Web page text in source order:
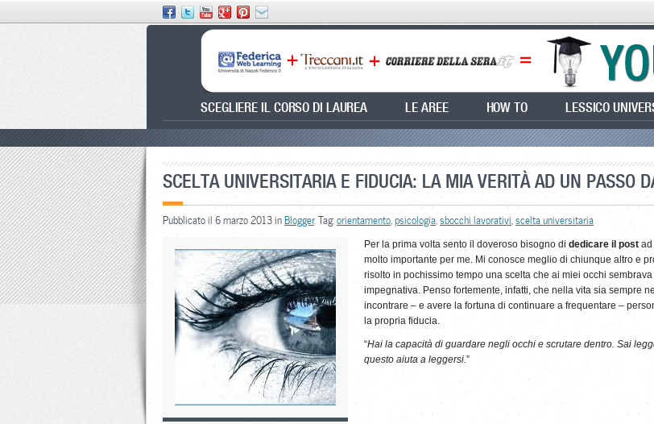
SCEGLIERE IL CORSO DI LAUREA LE AREE HOW TO LESSICO
SCELTA UNIVERSITARIA E FIDUCIA: LA MIA VERITÀ AD UN PASSO
Pubblicato il 6 marzo 2013 inBlogger. Tag:orientamento psicologia sbocchi lavorativi scelta universitaria
Per la prima volta sento il doveroso bisogno di dedicare il post ad
molto importante per me. Mi conosce meglio di chiunque altro e
risolto in pochissimo tempo una scelta che ai miei occhi
impegnativa. Penso fortemente, infatti, che nella vita sia sempre
incontrare – e avere la fortuna di continuare a frequentare –
la propria fiducia.
“Hai la capacità di guardare negli occhi e scrutare dentro. Sai
questo aiuta a leggersi.”